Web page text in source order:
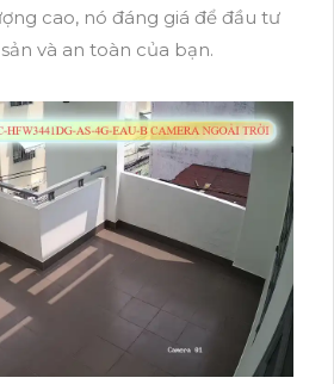
cao, nó đáng giá để đầu tư
và an toàn của bạn.